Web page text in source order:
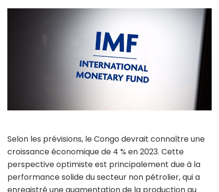
Selon les prévisions, le Congo devrait connaître une
croissance économique de 4 % en 2023. Cette
perspective optimiste est principalement due à la
performance solide du secteur non pétrolier, qui a
enregistré une augmentation de la production au